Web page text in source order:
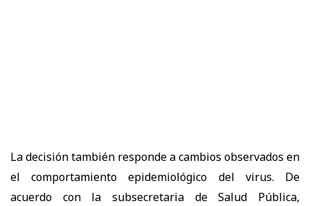
La decisión también responde a cambios observados en
el comportamiento epidemiológico del virus. De
acuerdo con la subsecretaria de Salud Pública,